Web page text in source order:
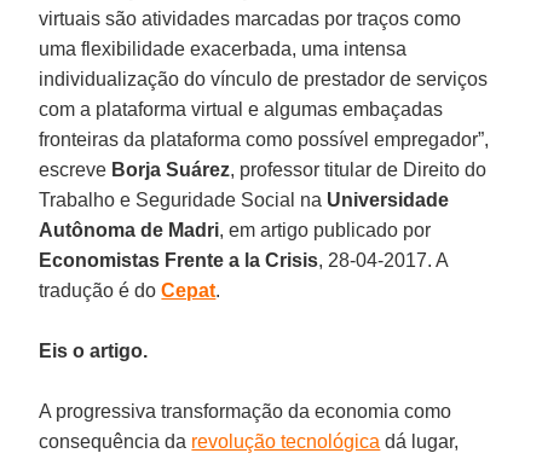
virtuais são atividades marcadas por traços como
uma flexibilidade exacerbada, uma intensa
individualização do vínculo de prestador de serviços
com a plataforma virtual e algumas embaçadas
fronteiras da plataforma como possível empregador”,
escreve Borja Suárez, professor titular de Direito do
Trabalho e Seguridade Social na Universidade
Autônoma de Madri, em artigo publicado por
Economistas Frente a la Crisis, 28-04-2017. A
tradução é doCepat.
Eis o artigo.
A progressiva transformação da economia como
consequência da revolução tecnológica dá lugar,